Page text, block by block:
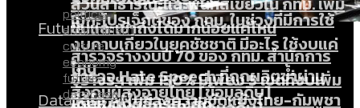
สำรวจร่างงบปี 70 ของ กทม. สำนักการ
จราจรฯ เพิ่ม 150% มีเพียง 5 เขตที่งบเพิ่ม
ขึ้นและเข้าถึงได้มากน้อยแค่ไหน
สำรวจ Hate Speech ที่ถูกผลิตซ้ำผ่าน
วิดีโอ AI ในช่วงความขัดแย้งไทย-กัมพูชา
เมกะโปรเจ็กต์ของ กทม. ในช่วงที่มีการใช้
งบคาบเกี่ยวในยุคชัชชาติ มีอะไร ใช้งบแค่
ไหน
Future
สังคมผู้สูงอายุไทย [ข้อมูลดิบ]
Database
politics
environment
culture
economy
future
database